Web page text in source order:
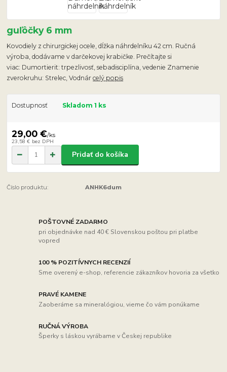
guľôčky 6 mm
Kovodiely z chirurgickej ocele, dĺžka náhrdelníku 42 cm. Ručná
výroba, dodávame v darčekovej krabičke. Prečítajte si
viac: Dumortierit: trpezlivosť, sebadisciplína, vedenie Znamenie
zverokruhu: Strelec, Vodnárcelý popis
Dostupnosť Skladom 1 ks
29,00 €/ks
23,58 € bez DPH
Pridať do košíka
Číslo produktu: ANHK6dum
POŠTOVNÉ ZADARMO
pri objednávke nad 40 € Slovenskou poštou pri platbe
vopred
100 % POZITÍVNYCH RECENZIÍ
Sme overený e-shop, referencie zákazníkov hovoria za všetko
PRAVÉ KAMENE
Zaoberáme sa mineralógiou, vieme čo vám ponúkame
RUČNÁ VÝROBA
Šperky s láskou vyrábame v Českej republike